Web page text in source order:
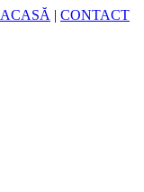
ACASĂ | CONTACT